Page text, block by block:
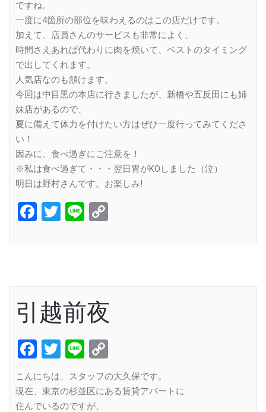
ですね。
一度に4箇所の部位を味わえるのはこの店だけです。
加えて、店員さんのサービスも非常によく、
時間さえあれば代わりに肉を焼いて、ベストのタイミング
で出してくれます。
人気店なのも頷けます。
今回は中目黒の本店に行きましたが、新橋や五反田にも姉
妹店があるので、
夏に備えて体力を付けたい方はぜひ一度行ってみてくださ
い！
因みに、食べ過ぎにご注意を！
※私は食べ過ぎて・・・翌日胃がKOしました（泣）
明日は野村さんです。お楽しみ!
Facebook
Twitter
Line
引越前夜
Facebook
Twitter
Line
Link
こんにちは、スタッフの大久保です。
現在、東京の杉並区にある賃貸アパートに
住んでいるのですが、